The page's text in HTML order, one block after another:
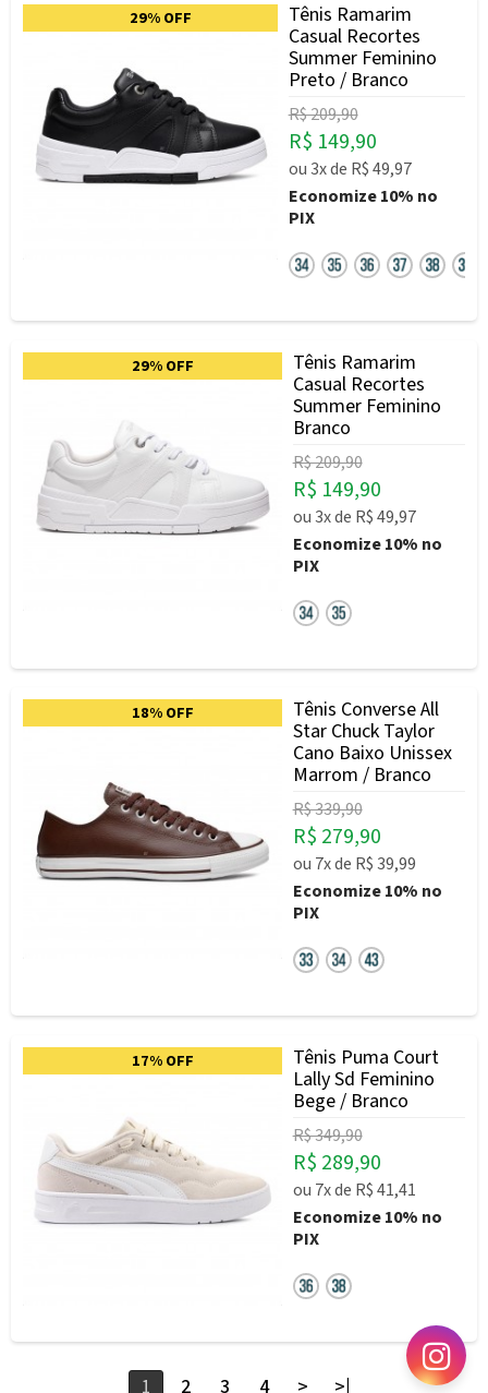
29% OFF
Tênis Ramarim
Casual Recortes
Summer Feminino
Preto / Branco
R$ 209,90
R$ 149,90
ou3xde R$ 49,97
Economize10% no
PIX
29% OFF
Tênis Ramarim
Casual Recortes
Summer Feminino
Branco
R$ 209,90
R$ 149,90
ou3xde R$ 49,97
Economize10% no
PIX
18% OFF
Tênis Converse All
Star Chuck Taylor
Cano Baixo Unissex
Marrom / Branco
R$ 339,90
R$ 279,90
ou 7xde R$ 39,99
Economize10% no
PIX
17% OFF
Tênis Puma Court
Lally Sd Feminino
Bege / Branco
R$ 349,90
R$ 289,90
ou 7xde R$ 41,41
Economize10% no
PIX
1 2 3 4 > >|